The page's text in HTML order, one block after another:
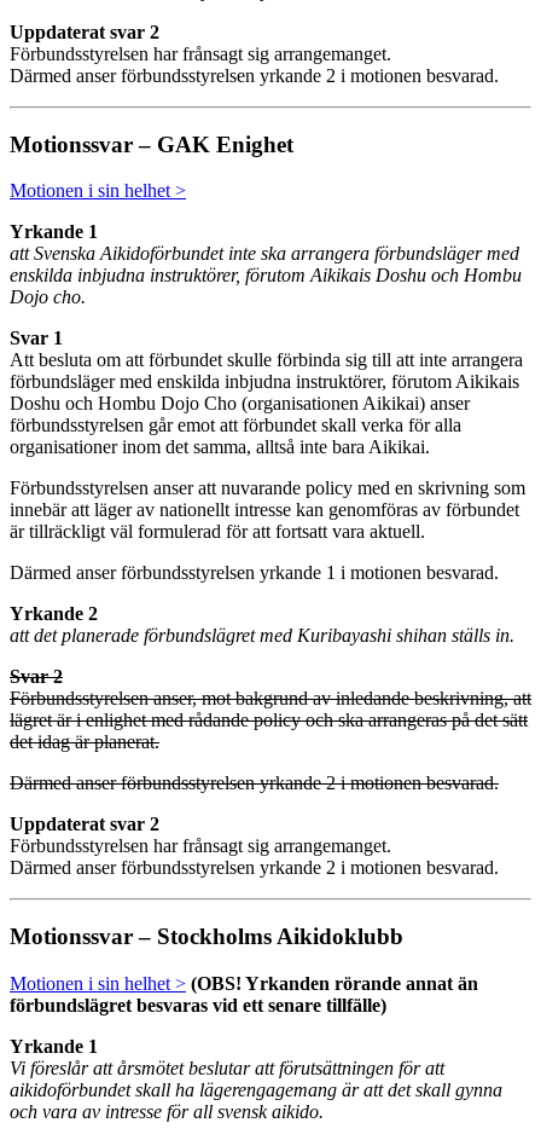
Uppdaterat svar 2
Förbundsstyrelsen har frånsagt sig arrangemanget.
Därmed anser förbundsstyrelsen yrkande 2 i motionen besvarad.
Motionssvar – GAK Enighet
Motionen i sin helhet >
Yrkande 1
att Svenska Aikidoförbundet inte ska arrangera förbundsläger med
enskilda inbjudna instruktörer, förutom Aikikais Doshu och Hombu
Dojo cho.
Svar 1
Att besluta om att förbundet skulle förbinda sig till att inte arrangera
förbundsläger med enskilda inbjudna instruktörer, förutom Aikikais
Doshu och Hombu Dojo Cho (organisationen Aikikai) anser
förbundsstyrelsen går emot att förbundet skall verka för alla
organisationer inom det samma, alltså inte bara Aikikai.
Förbundsstyrelsen anser att nuvarande policy med en skrivning som
innebär att läger av nationellt intresse kan genomföras av förbundet
är tillräckligt väl formulerad för att fortsatt vara aktuell.
Därmed anser förbundsstyrelsen yrkande 1 i motionen besvarad.
Yrkande 2
att det planerade förbundslägret med Kuribayashi shihan ställs in.
Svar 2
Förbundsstyrelsen anser, mot bakgrund av inledande beskrivning, att
lägret är i enlighet med rådande policy och ska arrangeras på det sätt
det idag är planerat.
Därmed anser förbundsstyrelsen yrkande 2 i motionen besvarad.
Uppdaterat svar 2
Förbundsstyrelsen har frånsagt sig arrangemanget.
Därmed anser förbundsstyrelsen yrkande 2 i motionen besvarad.
Motionssvar – Stockholms Aikidoklubb
Motionen i sin helhet > (OBS! Yrkanden rörande annat än
förbundslägret besvaras vid ett senare tillfälle)
Yrkande 1
Vi föreslår att årsmötet beslutar att förutsättningen för att
aikidoförbundet skall ha lägerengagemang är att det skall gynna
och vara av intresse för all svensk aikido.